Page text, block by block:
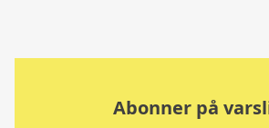
Abonner på